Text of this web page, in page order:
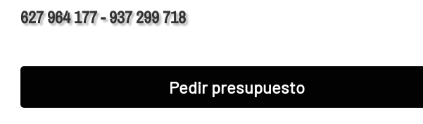
627 964 177 - 937 299 718
Pedir presupuesto